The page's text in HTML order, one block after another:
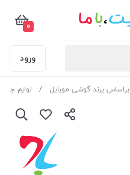
0
ورود
براساس برند گوشی موبایل لوازم